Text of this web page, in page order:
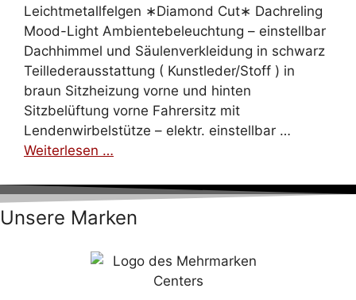
Leichtmetallfelgen ∗Diamond Cut∗ Dachreling
Mood-Light Ambientebeleuchtung – einstellbar
Dachhimmel und Säulenverkleidung in schwarz
Teillederausstattung ( Kunstleder/Stoff ) in
braun Sitzheizung vorne und hinten
Sitzbelüftung vorne Fahrersitz mit
Lendenwirbelstütze – elektr. einstellbar …
Weiterlesen …
Unsere Marken